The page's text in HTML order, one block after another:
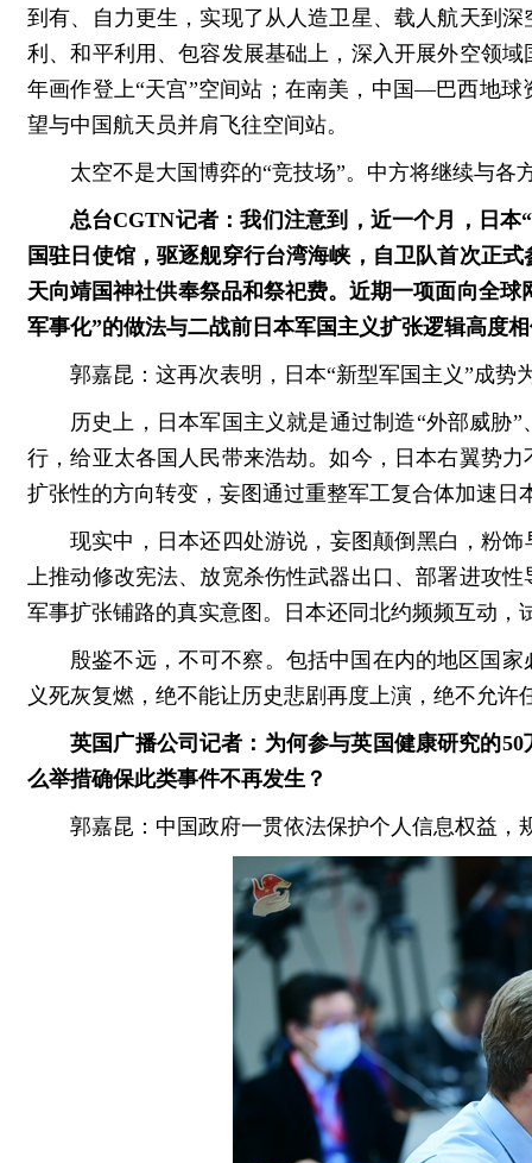
到有、自力更生，实现了从人造卫星、载人航天到
利、和平利用、包容发展基础上，深入开展外空领
年画作登上“天宫”空间站；在南美，中国—巴西地
望与中国航天员并肩飞往空间站。
太空不是大国博弈的“竞技场”。中方将继续与
总台CGTN记者：我们注意到，近一个月，日
国驻日使馆，驱逐舰穿行台湾海峡，自卫队首次正
天向靖国神社供奉祭品和祭祀费。近期一项面向全
军事化”的做法与二战前日本军国主义扩张逻辑高度
郭嘉昆：这再次表明，日本“新型军国主义”成势
历史上，日本军国主义就是通过制造“外部威胁
行，给亚太各国人民带来浩劫。如今，日本右翼势
扩张性的方向转变，妄图通过重整军工复合体加速日
现实中，日本还四处游说，妄图颠倒黑白，粉
上推动修改宪法、放宽杀伤性武器出口、部署进攻
军事扩张铺路的真实意图。日本还同北约频频互动
殷鉴不远，不可不察。包括中国在内的地区国
义死灰复燃，绝不能让历史悲剧再度上演，绝不允
英国广播公司记者：为何参与英国健康研究的
么举措确保此类事件不再发生？
郭嘉昆：中国政府一贯依法保护个人信息权益，